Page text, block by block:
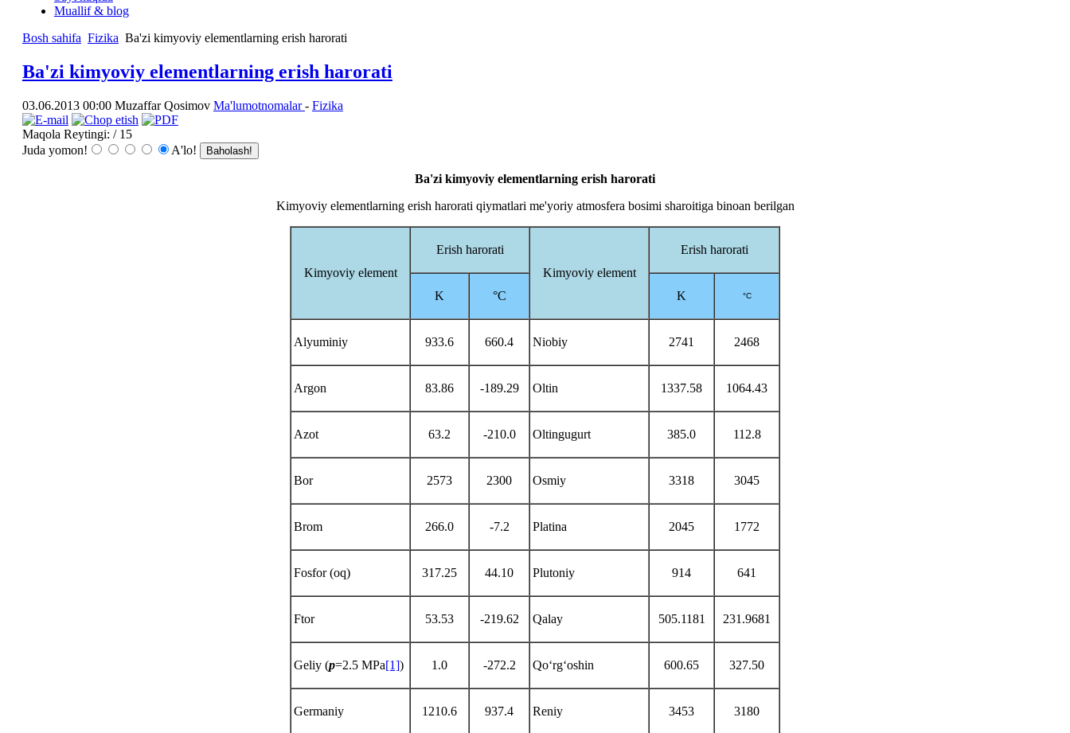
Muallif & blog
Bosh sahifa Fizika Ba'zi kimyoviy elementlarning erish harorati
Ba'zi kimyoviy elementlarning erish harorati
03.06.2013 00:00 Muzaffar Qosimov Ma'lumotnomalar- Fizika
Maqola Reytingi: / 15
Juda yomon!
A'lo!
Ba'zi kimyoviy elementlarning erish harorati
Kimyoviy elementlarning erish harorati qiymatlari me'yoriy atmosfera bosimi sharoitiga binoan berilgan
Kimyoviy element
Erish harorati
Kimyoviy element
Erish harorati
K °C K °C
Alyuminiy 933.6 660.4 Niobiy 2741 2468
Argon 83.86 -189.29 Oltin 1337.58 1064.43
Azot 63.2 -210.0 Oltingugurt 385.0 112.8
Bor 2573 2300 Osmiy 3318 3045
Brom 266.0 -7.2 Platina 2045 1772
Fosfor (oq) 317.25 44.10 Plutoniy 914 641
Ftor 53.53 -219.62 Qalay 505.1181 231.9681
Geliy (p=2.5 MPa[1]) 1.0 -272.2 Qo‘rg‘oshin 600.65 327.50
Germaniy 1210.6 937.4 Reniy 3453 3180